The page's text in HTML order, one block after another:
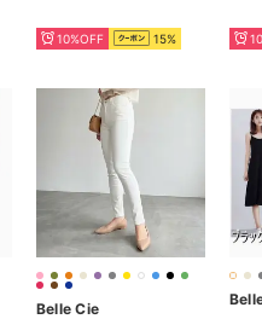
10%OFF 15%
Belle Cie